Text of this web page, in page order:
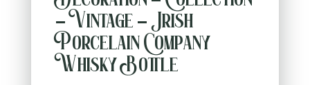
– Vintage – Irish
Porcelain Company
Whisky Bottle